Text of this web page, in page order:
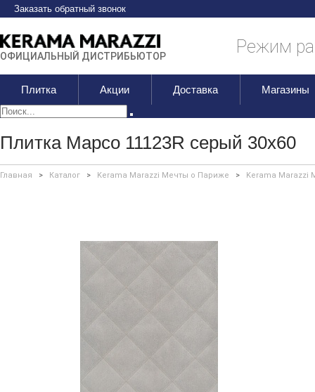
Заказать обратный звонок
ОФИЦИАЛЬНЫЙ ДИСТРИБЬЮТОР Режим
Плитка Акции Доставка Магазины
Плитка Марсо 11123R серый 30х60
Главная > Каталог > Kerama Marazzi Мечты о Париже > Kerama Marazzi